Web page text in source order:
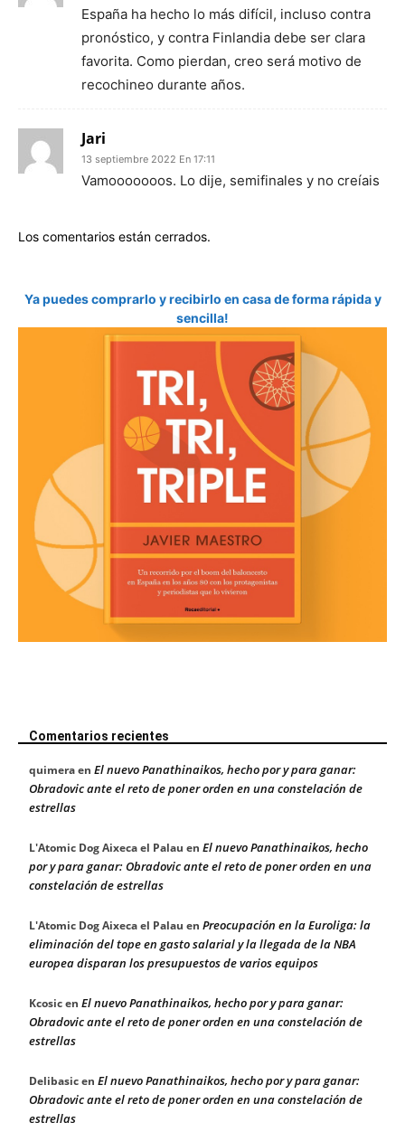
España ha hecho lo más difícil, incluso contra
pronóstico, y contra Finlandia debe ser clara
favorita. Como pierdan, creo será motivo de
recochineo durante años.
Jari
13 septiembre 2022 En 17:11
Vamooooooos. Lo dije, semifinales y no creíais
Los comentarios están cerrados.
Ya puedes comprarlo y recibirlo en casa de forma rápida y
sencilla!
Comentarios recientes
quimeraen El nuevo Panathinaikos, hecho por y para ganar:
Obradovic ante el reto de poner orden en una constelación de
estrellas
L'Atomic Dog Aixeca el Palau en El nuevo Panathinaikos, hecho
por y para ganar: Obradovic ante el reto de poner orden en una
constelación de estrellas
L'Atomic Dog Aixeca el Palau en Preocupación en la Euroliga: la
eliminación del tope en gasto salarial y la llegada de la NBA
europea disparan los presupuestos de varios equipos
Kcosicen El nuevo Panathinaikos, hecho por y para ganar:
Obradovic ante el reto de poner orden en una constelación de
estrellas
Delibasicen El nuevo Panathinaikos, hecho por y para ganar:
Obradovic ante el reto de poner orden en una constelación de
estrellas